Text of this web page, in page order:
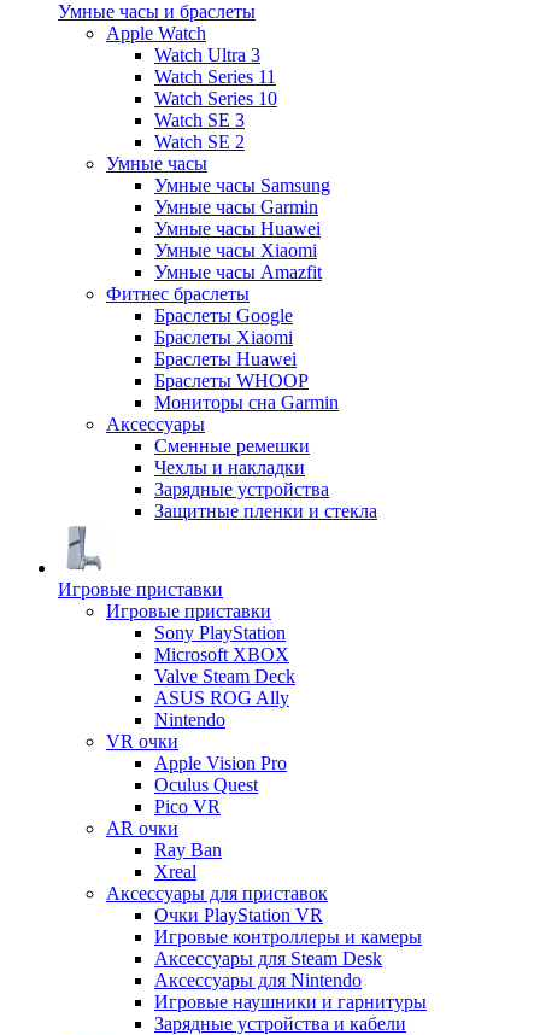
Умные часы и браслеты
Apple Watch
Watch Ultra 3
Watch Series 11
Watch Series 10
Watch SE 3
Watch SE 2
Умные часы
Умные часы Samsung
Умные часы Garmin
Умные часы Huawei
Умные часы Xiaomi
Умные часы Amazfit
Фитнес браслеты
Браслеты Google
Браслеты Xiaomi
Браслеты Huawei
Браслеты WHOOP
Мониторы сна Garmin
Аксессуары
Сменные ремешки
Чехлы и накладки
Зарядные устройства
Защитные пленки и стекла
Игровые приставки
Игровые приставки
Sony PlayStation
Microsoft XBOX
Valve Steam Deck
ASUS ROG Ally
Nintendo
VR очки
Apple Vision Pro
Oculus Quest
Pico VR
AR очки
Ray Ban
Xreal
Аксессуары для приставок
Очки PlayStation VR
Игровые контроллеры и камеры
Аксессуары для Steam Desk
Аксессуары для Nintendo
Игровые наушники и гарнитуры
Зарядные устройства и кабели